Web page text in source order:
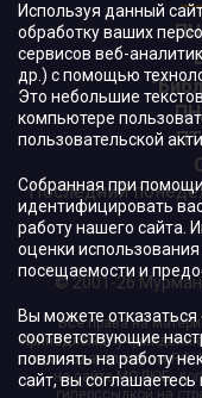
Последний
© 2001-26
Все права на
принадлежат
с законодательством РФ.
на сайте МОДЮБ,
Используя данный
обработку ваших
сервисов веб-
др.) с помощью
Это небольшие
компьютере
пользовательской
Собранная при
идентифицировать
работу нашего сайта.
оценки использования
посещаемости и
Вы можете
соответствующие
повлиять на работу
сайт, вы